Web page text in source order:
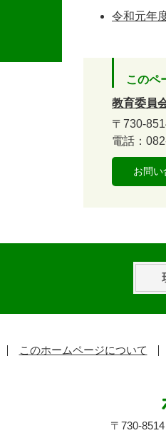
令和元年
このペ
教育委員
〒730-
電話：
お問い
このホームページについて
〒730-8514